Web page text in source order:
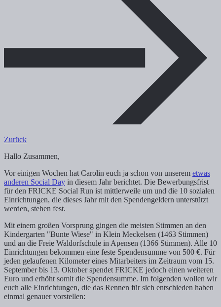
Zurück
Hallo Zusammen,
Vor einigen Wochen hat Carolin euch ja schon von unserem etwas
anderen Social Day in diesem Jahr berichtet. Die Bewerbungsfrist
für den FRICKE Social Run ist mittlerweile um und die 10 sozialen
Einrichtungen, die dieses Jahr mit den Spendengeldern unterstützt
werden, stehen fest.
Mit einem großen Vorsprung gingen die meisten Stimmen an den
Kindergarten "Bunte Wiese" in Klein Meckelsen (1463 Stimmen)
und an die Freie Waldorfschule in Apensen (1366 Stimmen). Alle 10
Einrichtungen bekommen eine feste Spendensumme von 500 €. Für
jeden gelaufenen Kilometer eines Mitarbeiters im Zeitraum vom 15.
September bis 13. Oktober spendet FRICKE jedoch einen weiteren
Euro und erhöht somit die Spendensumme. Im folgenden wollen wir
euch alle Einrichtungen, die das Rennen für sich entschieden haben
einmal genauer vorstellen: